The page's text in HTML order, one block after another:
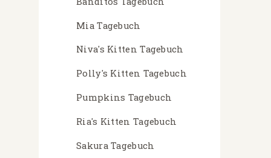
Mia Tagebuch
Niva's Kitten Tagebuch
Polly's Kitten Tagebuch
Pumpkins Tagebuch
Ria's Kitten Tagebuch
Sakura Tagebuch